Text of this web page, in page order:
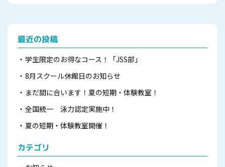
最近の投稿
学生限定のお得なコース！「JSS部」
8月スクール休館日のお知らせ
まだ間に合います！夏の短期・体験教室！
全国統一 泳力認定実施中！
夏の短期・体験教室開催！
カテゴリ